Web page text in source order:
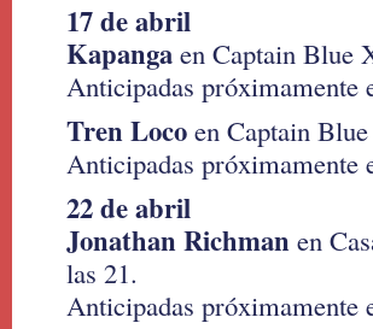
17 de abril
Kapanga en Captain Blue
Anticipadas próximamente
Tren Loco en Captain
Anticipadas próximamente
22 de abril
Jonathan Richman en
las 21.
Anticipadas próximamente